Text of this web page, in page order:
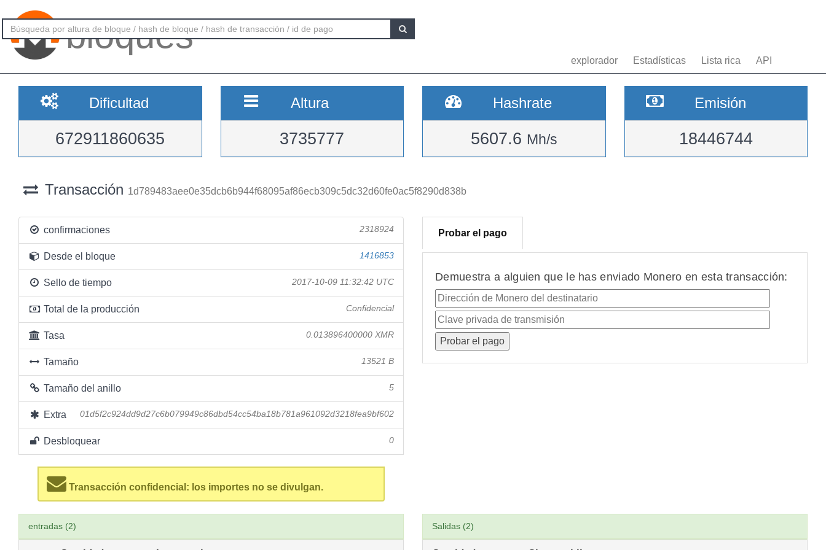
bloques
explorador Estadísticas Lista rica API
Dificultad
672911860635
Altura
3735777
Hashrate
5607.6 Mh/s
Emisión
18446744
Transacción 1d789483aee0e35dcb6b944f68095af86ecb309c5dc32d60fe0ac5f8290d838b
confirmaciones 2318924
Desde el bloque 1416853
Sello de tiempo 2017-10-09 11:32:42 UTC
Total de la producción Confidencial
Tasa 0.013896400000 XMR
Tamaño 13521 B
Tamaño del anillo 5
Extra 01d5f2c924dd9d27c6b079949c86dbd54cc54ba18b781a961092d3218fea9bf602
Desbloquear 0
Transacción confidencial: los importes no se divulgan.
Probar el pago
Demuestra a alguien que le has enviado Monero en esta transacción:
entradas (2) Salidas (2)